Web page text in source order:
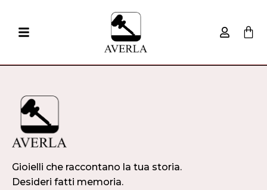
Gioielli che raccontano la tua storia.
Desideri fatti memoria.